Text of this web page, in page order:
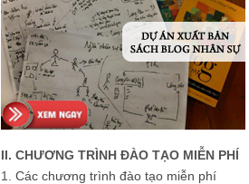
II. CHƯƠNG TRÌNH ĐÀO TẠO MIỄN PHÍ
1. Các chương trình đào tạo miễn phí